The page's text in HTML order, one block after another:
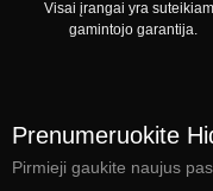
Visai įrangai yra
gamintojo garantija.
Prenumeruokite
Pirmieji gaukite naujus